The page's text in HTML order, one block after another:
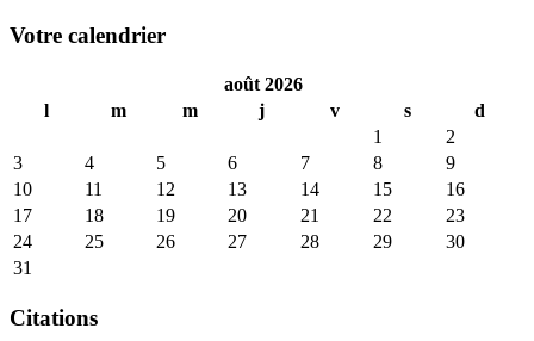
Votre calendrier
août 2026
l
m m j v s
d
1
2
3
4 5 6 7 8
9
10
11 12 13 14 15
16
17
18 19 20 21 22
23
24
25 26 27 28 29
30
31
Citations